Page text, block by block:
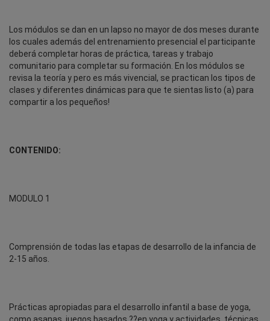
Los módulos se dan en un lapso no mayor de dos meses durante
los cuales además del entrenamiento presencial el participante
deberá completar horas de práctica, tareas y trabajo
comunitario para completar su formación. En los módulos se
revisa la teoría y pero es más vivencial, se practican los tipos de
clases y diferentes dinámicas para que te sientas listo (a) para
compartir a los pequeños!
CONTENIDO:
MODULO 1
Comprensión de todas las etapas de desarrollo de la infancia de
2-15 años.
Prácticas apropiadas para el desarrollo infantil a base de yoga,